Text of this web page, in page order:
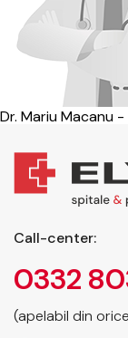
Dr. Mariu Macanu
Call-center:
0332
(apelabil din